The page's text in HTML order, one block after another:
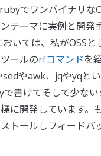
でワンバイナリな
テーマに実例と開発
いては、私がOSS
ールのrfコマンドを
やawk、jqやyqと
で書けてそして少な
に開発しています。
トールしフィードバ